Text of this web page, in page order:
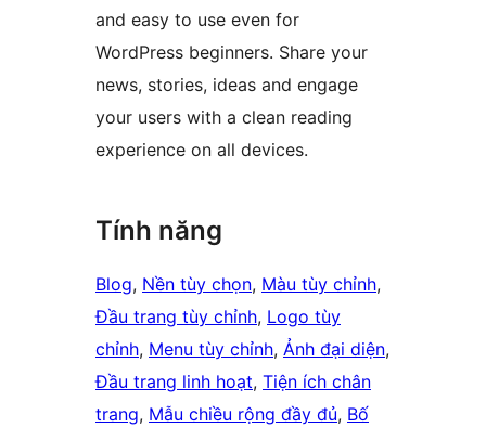
and easy to use even for
WordPress beginners. Share your
news, stories, ideas and engage
your users with a clean reading
experience on all devices.
Tính năng
Blog, Nền tùy chọn, Màu tùy chỉnh
Đầu trang tùy chỉnh, Logo tùy
chỉnh, Menu tùy chỉnh, Ảnh đại diện
Đầu trang linh hoạt, Tiện ích chân
trang, Mẫu chiều rộng đầy đủ, Bố